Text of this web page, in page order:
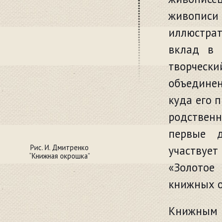
вклад в
куда его
первые
книжных
Книжным
Рис. И. Дмитренко
“Книжная окрошка”